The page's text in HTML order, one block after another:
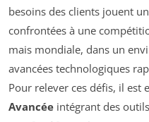
besoins des clients jouent
confrontées à une
mais mondiale, dans un
avancées technologiques
Pour relever ces défis, il est
Avancée intégrant des